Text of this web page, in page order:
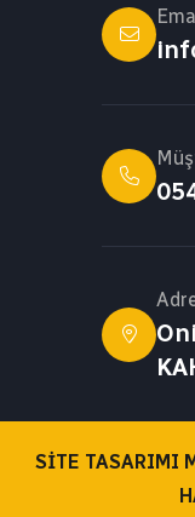
SITE TASARIMI